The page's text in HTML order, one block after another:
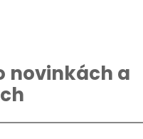
novinkách a